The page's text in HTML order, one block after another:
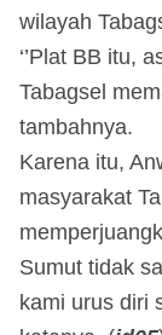
wilayah
‘’Plat BB itu,
Tabagsel
tambahnya.
Karena itu,
masyarakat
Sumut tidak
kami urus diri